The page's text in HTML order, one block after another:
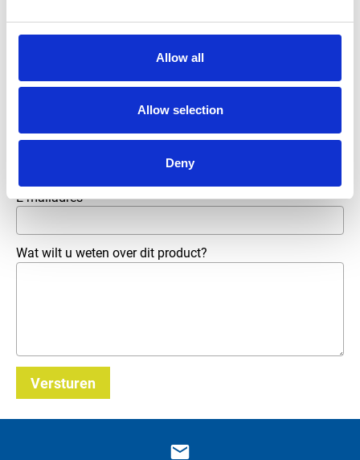
Allow all
Allow selection
Deny
Bedrijfsnaam *
Telefoonnummer
E-mailadres *
Wat wilt u weten over dit product?
Versturen